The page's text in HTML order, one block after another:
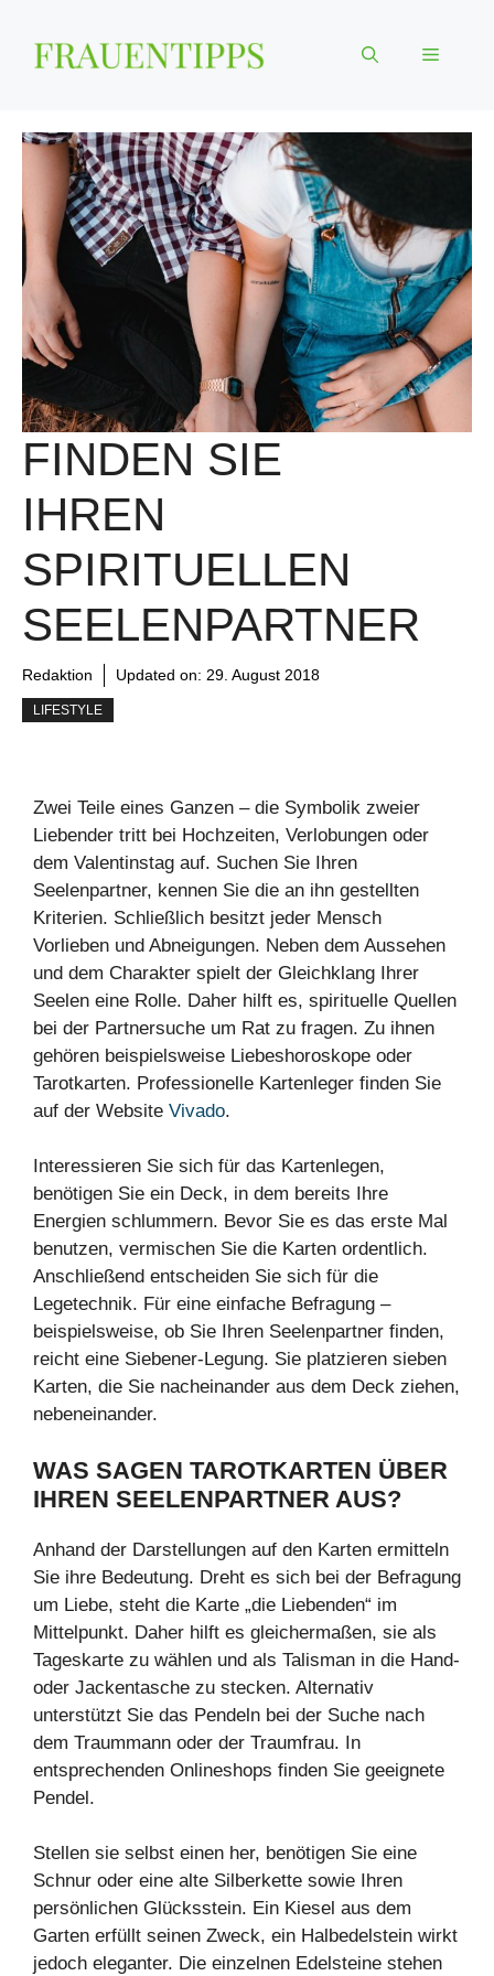
Inhalt
springen
Menü
FINDEN SIE
IHREN
SPIRITUELLEN
SEELENPARTNER
Redaktion Updated on: 29. August 2018
LIFESTYLE
Zwei Teile eines Ganzen – die Symbolik zweier
Liebender tritt bei Hochzeiten, Verlobungen oder
dem Valentinstag auf. Suchen Sie Ihren
Seelenpartner, kennen Sie die an ihn gestellten
Kriterien. Schließlich besitzt jeder Mensch
Vorlieben und Abneigungen. Neben dem Aussehen
und dem Charakter spielt der Gleichklang Ihrer
Seelen eine Rolle. Daher hilft es, spirituelle Quellen
bei der Partnersuche um Rat zu fragen. Zu ihnen
gehören beispielsweise Liebeshoroskope oder
Tarotkarten. Professionelle Kartenleger finden Sie
auf der Website Vivado.
Interessieren Sie sich für das Kartenlegen,
benötigen Sie ein Deck, in dem bereits Ihre
Energien schlummern. Bevor Sie es das erste Mal
benutzen, vermischen Sie die Karten ordentlich.
Anschließend entscheiden Sie sich für die
Legetechnik. Für eine einfache Befragung –
beispielsweise, ob Sie Ihren Seelenpartner finden,
reicht eine Siebener-Legung. Sie platzieren sieben
Karten, die Sie nacheinander aus dem Deck ziehen,
nebeneinander.
WAS SAGEN TAROTKARTEN ÜBER
IHREN SEELENPARTNER AUS?
Anhand der Darstellungen auf den Karten ermitteln
Sie ihre Bedeutung. Dreht es sich bei der Befragung
um Liebe, steht die Karte „die Liebenden“ im
Mittelpunkt. Daher hilft es gleichermaßen, sie als
Tageskarte zu wählen und als Talisman in die Hand-
oder Jackentasche zu stecken. Alternativ
unterstützt Sie das Pendeln bei der Suche nach
dem Traummann oder der Traumfrau. In
entsprechenden Onlineshops finden Sie geeignete
Pendel.
Stellen sie selbst einen her, benötigen Sie eine
Schnur oder eine alte Silberkette sowie Ihren
persönlichen Glücksstein. Ein Kiesel aus dem
Garten erfüllt seinen Zweck, ein Halbedelstein wirkt
jedoch eleganter. Die einzelnen Edelsteine stehen